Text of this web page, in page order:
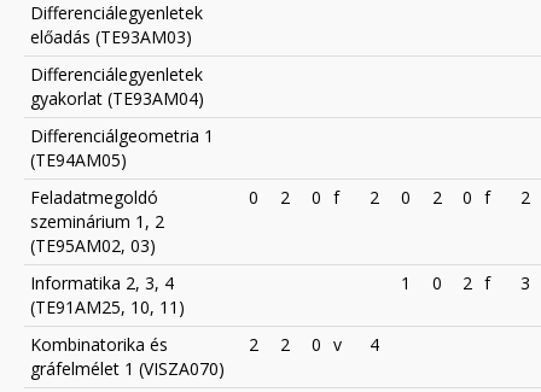
Differenciálegyenletek
előadás (TE93AM03)
Differenciálegyenletek
gyakorlat (TE93AM04)
Differenciálgeometria 1
(TE94AM05)
Feladatmegoldó
szeminárium 1, 2
(TE95AM02, 03)
0 2 0 f 2 0 2 0 f 2
Informatika 2, 3, 4
(TE91AM25, 10, 11)
1 0 2 f 3
Kombinatorika és
gráfelmélet 1 (VISZA070)
2 2 0 v 4